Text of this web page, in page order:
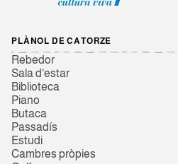
PLÀNOL DE CATORZE
Rebedor
Sala d'estar
Biblioteca
Piano
Butaca
Passadís
Estudi
Cambres pròpies